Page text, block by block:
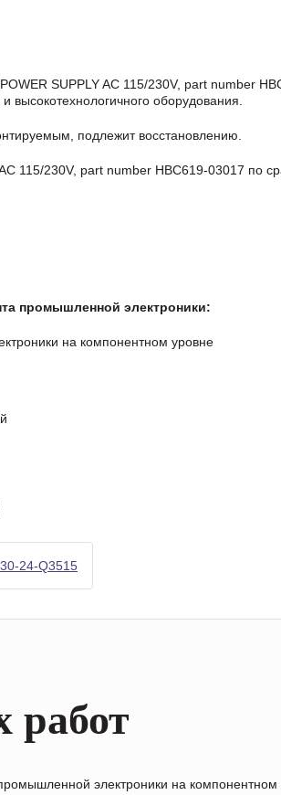
SUPPLY AC 115/230V, part number
оборудования.
подлежит восстановлению.
115/230V, part number HBC619-03017 по
промышленной электроники:
на компонентном уровне
24-Q3515
электроники на компонентном